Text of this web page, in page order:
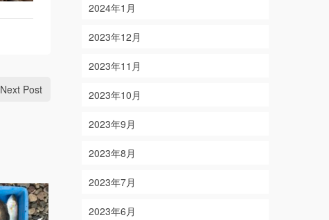
Next Post
2024年1月
2023年12月
2023年11月
2023年10月
2023年9月
2023年8月
2023年7月
2023年6月